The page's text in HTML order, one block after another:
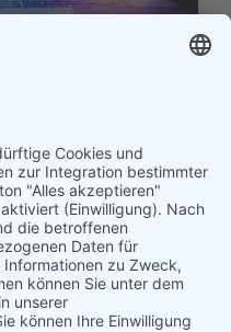
WUNDS News